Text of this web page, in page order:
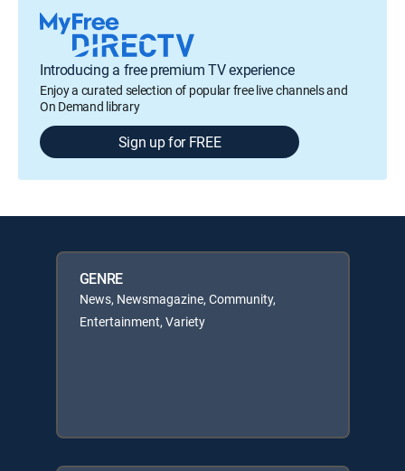
Introducing a free premium TV experience
Enjoy a curated selection of popular free live channels and
On Demand library
Sign up for FREE
GENRE
News, Newsmagazine, Community,
Entertainment, Variety